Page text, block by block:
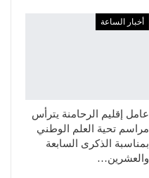
أخبار الساعة
عامل إقليم الرحامنة يترأس
مراسم تحية العلم الوطني
بمناسبة الذكرى السابعة
والعشرين…